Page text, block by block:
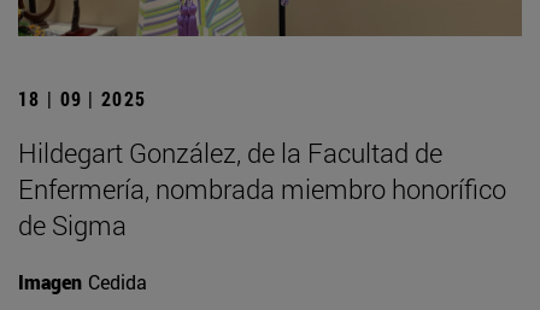
18 | 09 | 2025
Hildegart González, de la Facultad de
Enfermería, nombrada miembro honorífico
de Sigma
Imagen Cedida